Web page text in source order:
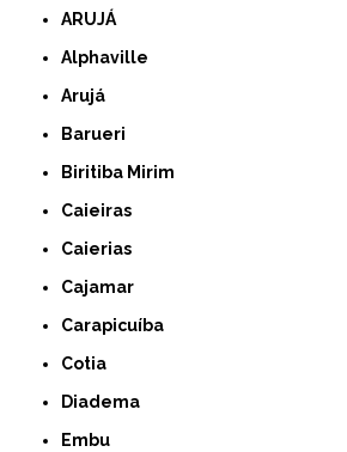
ARUJÁ
Alphaville
Arujá
Barueri
Biritiba Mirim
Caieiras
Caierias
Cajamar
Carapicuíba
Cotia
Diadema
Embu